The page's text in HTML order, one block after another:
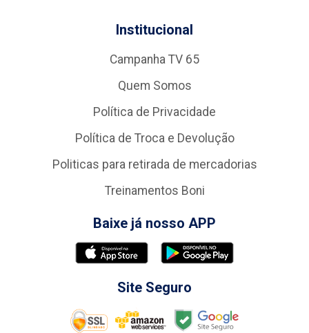
Institucional
Campanha TV 65
Quem Somos
Política de Privacidade
Política de Troca e Devolução
Politicas para retirada de mercadorias
Treinamentos Boni
Baixe já nosso APP
Site Seguro